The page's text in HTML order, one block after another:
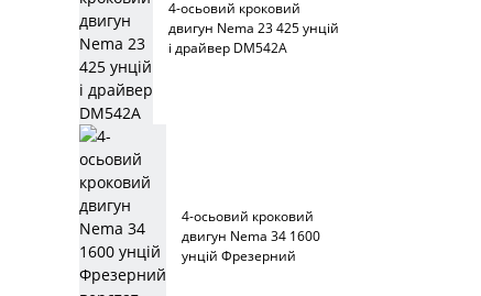
4-осьовий кроковий
двигун Nema 23 425 унцій
і драйвер DM542A
4-осьовий кроковий
двигун Nema 34 1600
унцій Фрезерний